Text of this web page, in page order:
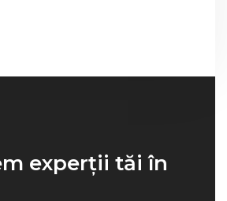
experții tăi în